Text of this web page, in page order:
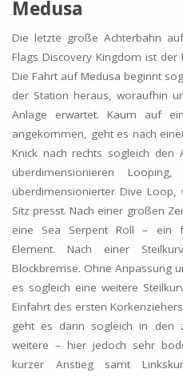
Medusa
Die letzte große Achterbahn
Flags Discovery Kingdom ist der
Die Fahrt auf Medusa beginnt
der Station heraus, woraufhin
Anlage erwartet. Kaum auf
angekommen, geht es nach
Knick nach rechts sogleich den
überdimensionieren
überdimensionierter Dive
Sitz presst. Nach einer großen
eine Sea Serpent Roll – ein
Element. Nach einer
Blockbremse. Ohne Anpassung
es sogleich eine weitere
Einfahrt des ersten
geht es dann sogleich in den
weitere – hier jedoch sehr
kurzer Anstieg samt